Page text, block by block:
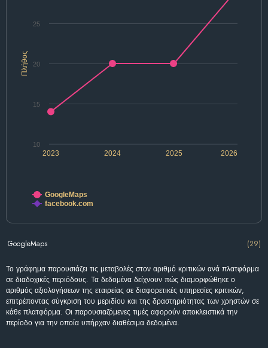
Πλήθος
2024 2026
2023 2025
10
15
20
25
GoogleMaps
facebook.com
GoogleMaps (29)
Το γράφημα παρουσιάζει τις μεταβολές στον αριθμό κριτικών ανά πλατφόρμα
σε διαδοχικές περιόδους. Τα δεδομένα δείχνουν πώς διαμορφώθηκε ο
αριθμός αξιολογήσεων της εταιρείας σε διαφορετικές υπηρεσίες κριτικών,
επιτρέποντας σύγκριση του μεριδίου και της δραστηριότητας των χρηστών σε
κάθε πλατφόρμα. Οι παρουσιαζόμενες τιμές αφορούν αποκλειστικά την
περίοδο για την οποία υπήρχαν διαθέσιμα δεδομένα.